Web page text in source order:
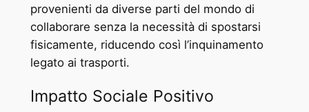
provenienti da diverse parti del mondo di
collaborare senza la necessità di spostarsi
fisicamente, riducendo così l’inquinamento
legato ai trasporti.
Impatto Sociale Positivo